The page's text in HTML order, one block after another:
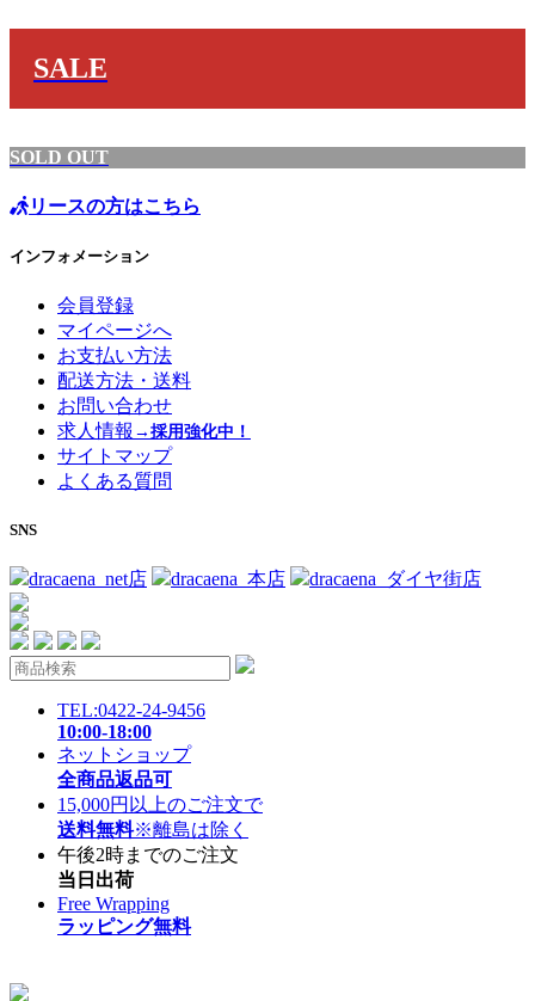
SALE
SOLD OUT
リースの方はこちら
インフォメーション
会員登録
マイページへ
お支払い方法
配送方法・送料
お問い合わせ
求人情報 →採用強化中！
サイトマップ
よくある質問
SNS
dracaena_net店 dracaena_本店 dracaena_ダイヤ街店
TEL:0422-24-9456
10:00-18:00
ネットショップ
全商品返品可
15,000円以上のご注文で
送料無料※離島は除く
午後2時までのご注文
当日出荷
Free Wrapping
ラッピング無料